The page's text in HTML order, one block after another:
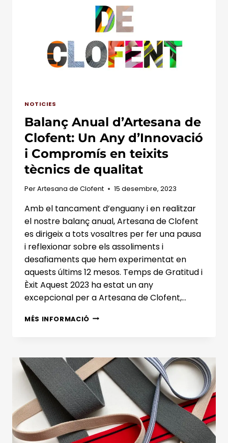
PER
UNA
CIRURGIA
ESTÈTICA
EXITOSA
NOTICIES
Balanç Anual d’Artesana de
Clofent: Un Any d’Innovació
i Compromís en teixits
tècnics de qualitat
PerArtesana de Clofent 15 desembre, 2023
Amb el tancament d’enguany i en realitzar
el nostre balanç anual, Artesana de Clofent
es dirigeix a tots vosaltres per fer una pausa
i reflexionar sobre els assoliments i
desafiaments que hem experimentat en
aquests últims 12 mesos. Temps de Gratitud i
Èxit Aquest 2023 ha estat un any
excepcional per a Artesana de Clofent,…
MÉS INFORMACIÓBALANÇ
CLOFENT:
UN
ANY
D’INNOVACIÓ
I
COMPROMÍS
EN
TEIXITS
TÈCNICS